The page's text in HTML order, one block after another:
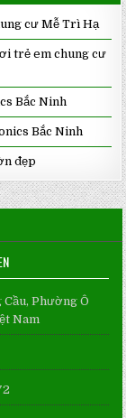
cư Mễ Trì Hạ
trẻ em chung cư
Bắc Ninh
Bắc Ninh
đẹp
Phường Ô
Nam